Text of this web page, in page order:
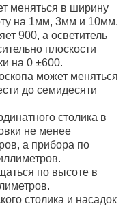
меняться в ширину
на 1мм, 3мм и 10мм.
900, а осветитель
плоскости
на 0 ±600.
может меняться
до семидесяти
столика в
не менее
а прибора по
по высоте в
столика и насадок